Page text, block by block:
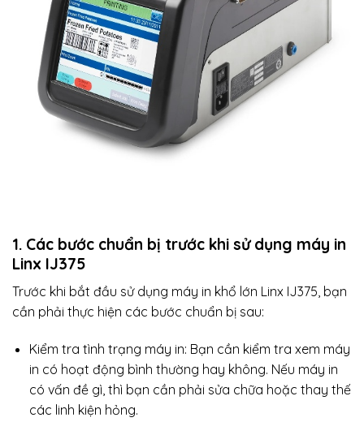
1. Các bước chuẩn bị trước khi sử dụng máy in
Linx IJ375
Trước khi bắt đầu sử dụng máy in khổ lớn Linx IJ375, bạn
cần phải thực hiện các bước chuẩn bị sau:
Kiểm tra tình trạng máy in: Bạn cần kiểm tra xem máy
in có hoạt động bình thường hay không. Nếu máy in
có vấn đề gì, thì bạn cần phải sửa chữa hoặc thay thế
các linh kiện hỏng.